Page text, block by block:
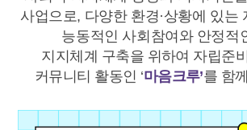
사업으로, 다양한 환경·상황에 있는
능동적인 사회참여와 안정적
지지체계 구축을 위하여 자립준
커뮤니티 활동인 ‘마음크루’를 함